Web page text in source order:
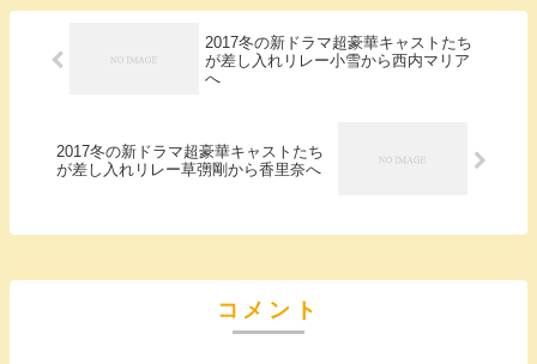
2017冬の新ドラマ超豪華キャストたち
が差し入れリレー小雪から西内マリア
へ
2017冬の新ドラマ超豪華キャストたち
が差し入れリレー草彅剛から香里奈へ
コメント